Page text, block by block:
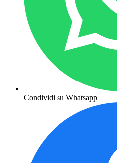
Condividi su Whatsapp